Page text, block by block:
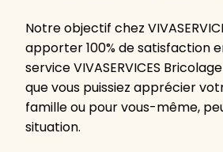
Notre objectif chez
apporter 100% de satisfaction
service VIVASERVICES
que vous puissiez apprécier
famille ou pour vous-même,
situation.